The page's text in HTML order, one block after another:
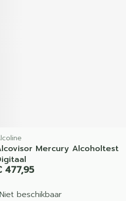
Mercury Alcoholtest
477,95
Niet beschikbaar